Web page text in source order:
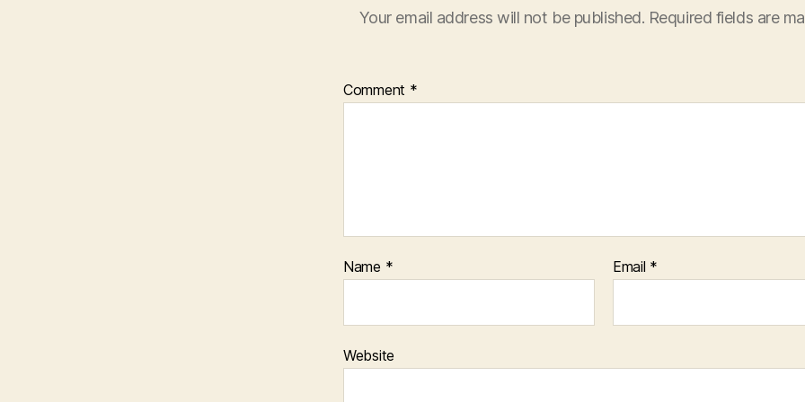
Your email address will not be published. Required fields are
Comment *
Name * Email *
Website